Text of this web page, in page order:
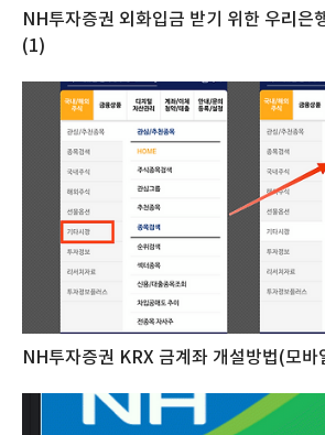
NH투자증권 외화입금 받기 위한 우리은
(1)
NH투자증권 KRX 금계좌 개설방법(모바